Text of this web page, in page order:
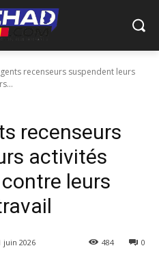
recenseurs suspendent leurs
recenseurs
activités
leurs
juin 2026 0
484